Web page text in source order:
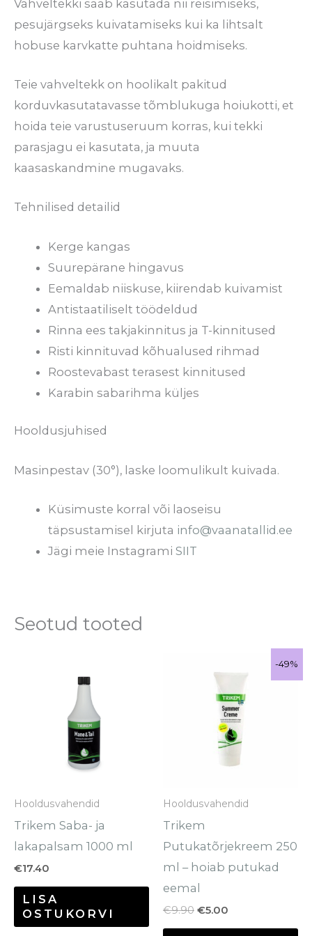
Vahveltekki saab kasutada nii reisimiseks,
pesujärgseks kuivatamiseks kui ka lihtsalt
hobuse karvkatte puhtana hoidmiseks.
Teie vahveltekk on hoolikalt pakitud
korduvkasutatavasse tõmblukuga hoiukotti, et
hoida teie varustuseruum korras, kui tekki
parasjagu ei kasutata, ja muuta
kaasaskandmine mugavaks.
Tehnilised detailid
Kerge kangas
Suurepärane hingavus
Eemaldab niiskuse, kiirendab kuivamist
Antistaatiliselt töödeldud
Rinna ees takjakinnitus ja T-kinnitused
Risti kinnituvad kõhualused rihmad
Roostevabast terasest kinnitused
Karabin sabarihma küljes
Hooldusjuhised
Masinpestav (30°), laske loomulikult kuivada.
Küsimuste korral või laoseisu
täpsustamisel kirjuta info@vaanatallid.ee
Jägi meie InstagramiSIIT
Seotud tooted
Hooldusvahendid
Trikem Saba- ja
lakapalsam 1000 ml
€17.40
LISA
OSTUKORVI
Sale!
-49%
-49%
Hooldusvahendid
Trikem
Putukatõrjekreem 250
ml – hoiab putukad
eemal
€9.90
hind
€9.90.
€5.00
hind
€5.00.